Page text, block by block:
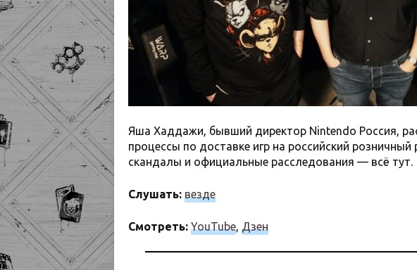
Яша Хаддажи, бывший директор Nintendo Россия,
процессы по доставке игр на российский
скандалы и официальные расследования — всё тут.
Слушать: везде
Смотреть: YouTube, Дзен